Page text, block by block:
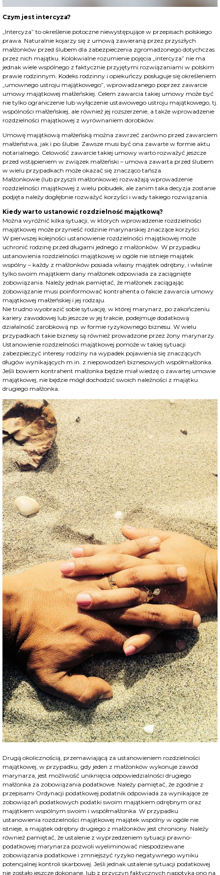
Czym jest intercyza?
„Intercyza” to określenie potoczne niewystępujące w przepisach polskiego
prawa. Naturalnie kojarzy się z umową zawieraną przez przyszłych
małżonków przed ślubem dla zabezpieczenia zgromadzonego dotychczas
przez nich majątku. Kolokwialne rozumienie pojęcia „intercyza” nie ma
jednak wiele wspólnego z faktycznie przyjętymi rozwiązaniami w polskim
prawie rodzinnym. Kodeks rodzinny i opiekuńczy posługuje się określeniem
„umownego ustroju majątkowego”, wprowadzanego poprzez zawarcie
umowy majątkowej małżeńskiej. Celem zawarcia takiej umowy może być
nie tylko ograniczenie lub wyłączenie ustawowego ustroju majątkowego, tj.
wspólności małżeńskiej, ale również jej rozszerzenie, a także wprowadzenie
rozdzielności majątkowej z wyrównaniem dorobków.
Umowę majątkową małżeńską można zawrzeć zarówno przed zawarciem
małżeństwa, jak i po ślubie. Zawsze musi być ona zawarte w formie aktu
notarialnego. Celowość zawarcie takiej umowy warto rozważyć jeszcze
przed wstąpieniem w związek małżeński – umowa zawarta przed ślubem
w wielu przypadkach może okazać się znacząco tańsza.
Małżonkowie (lub przyszli małżonkowie) rozważają wprowadzenie
rozdzielności majątkowej z wielu pobudek, ale zanim taka decyzja zostanie
podjęta należy dogłębnie rozważyć korzyści i wady takiego rozwiązania.
Kiedy warto ustanowić rozdzielność majątkową?
Można wyróżnić kilka sytuacji, w których wprowadzenie rozdzielności
majątkowej może przynieść rodzinie marynarskiej znaczące korzyści.
W pierwszej kolejności ustanowienie rozdzielności majątkowej może
uchronić rodzinę przed długami jednego z małżonków. W przypadku
ustanowienia rozdzielności majątkowej w ogóle nie istnieje majątek
wspólny – każdy z małżonków posiada własny majątek odrębny, i właśnie
tylko swoim majątkiem dany małżonek odpowiada za zaciągnięte
zobowiązania. Należy jednak pamiętać, że małżonek zaciągając
zobowiązanie musi poinformować kontrahenta o fakcie zawarcia umowy
majątkowej małżeńskiej i jej rodzaju.
Nie trudno wyobrazić sobie sytuację, w której marynarz, po zakończeniu
kariery zawodowej lub jeszcze w jej trakcie, podejmuje dodatkową
działalność zarobkową np. w formie ryzykownego biznesu. W wielu
przypadkach takie biznesy są również prowadzone przez żony marynarzy.
Ustanowienie rozdzielności majątkowej pomoże w takiej sytuacji
zabezpieczyć interesy rodziny na wypadek pojawienia się znaczących
długów wynikających m.in. z niepowodzeń biznesowych współmałżonka.
Jeśli bowiem kontrahent małżonka będzie miał wiedzę o zawartej umowie
majątkowej, nie będzie mógł dochodzić swoich należności z majątku
drugiego małżonka.
Drugą okolicznością, przemawiającą za ustanowieniem rozdzielności
majątkowej, w przypadku, gdy jeden z małżonków wykonuje zawód
marynarza, jest możliwość uniknięcia odpowiedzialności drugiego
małżonka za zobowiązania podatkowe. Należy pamiętać, że zgodnie z
przepisami Ordynacji podatkowej podatnik odpowiada za wynikające ze
zobowiązań podatkowych podatki swoim majątkiem odrębnym oraz
majątkiem wspólnym swoim i współmałżonka. W przypadku
ustanowienia rozdzielności majątkowej majątek wspólny w ogóle nie
istnieje, a majątek odrębny drugiego z małżonków jest chroniony. Należy
również pamiętać, że ustalenie z wyprzedzeniem sytuacji prawno-
podatkowej marynarza pozwoli wyeliminować niespodziewane
zobowiązania podatkowe i zmniejszyć ryzyko negatywnego wyniku
potencjalnej kontroli skarbowej. Jeśli jednak ustalenie sytuacji podatkowej
nie zostało jeszcze dokonane, lub z przyczyn faktycznych napotyka ono na